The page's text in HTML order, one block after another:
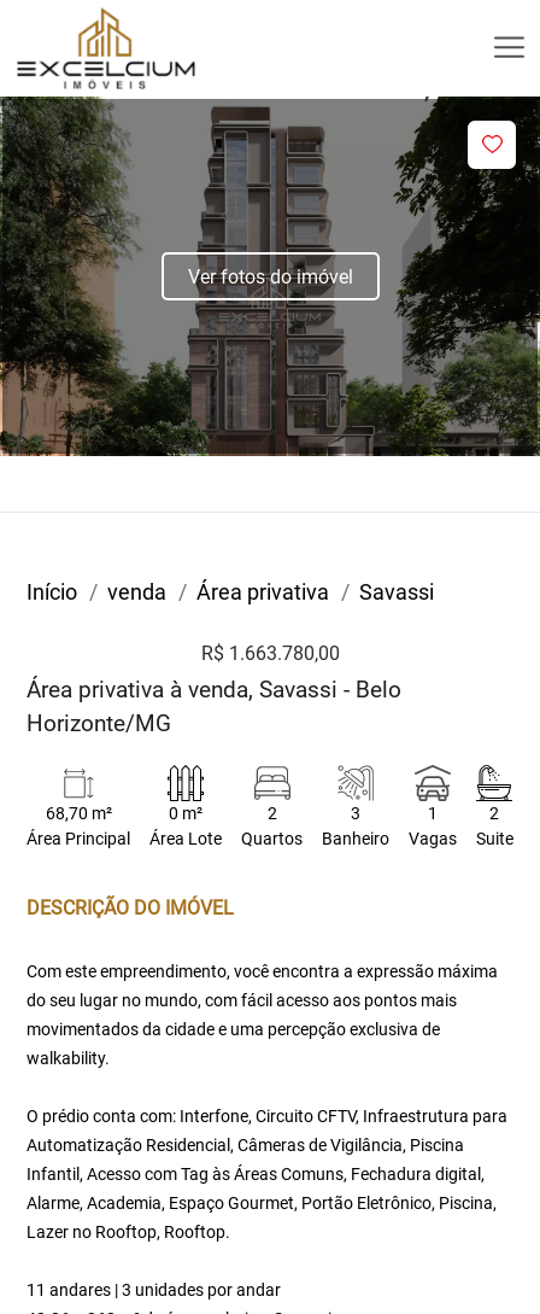
Ver fotos do imóvel
Início venda Área privativa Savassi
R$ 1.663.780,00
Área privativa à venda, Savassi - Belo
Horizonte/MG
68,70 m²
Área Principal
0 m²
Área Lote
2
Quartos
3
Banheiro
1
Vagas
2
Suite
DESCRIÇÃO DO IMÓVEL
Com este empreendimento, você encontra a expressão máxima
do seu lugar no mundo, com fácil acesso aos pontos mais
movimentados da cidade e uma percepção exclusiva de
walkability.
O prédio conta com: Interfone, Circuito CFTV, Infraestrutura para
Automatização Residencial, Câmeras de Vigilância, Piscina
Infantil, Acesso com Tag às Áreas Comuns, Fechadura digital,
Alarme, Academia, Espaço Gourmet, Portão Eletrônico, Piscina,
Lazer no Rooftop, Rooftop.
11 andares | 3 unidades por andar